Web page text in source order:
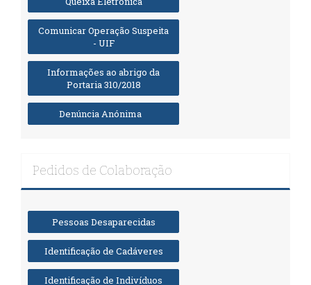
Comunicar Operação Suspeita
- UIF
Informações ao abrigo da
Portaria 310/2018
Denúncia Anónima
Pedidos de Colaboração
Pessoas Desaparecidas
Identificação de Cadáveres
Identificação de Indivíduos